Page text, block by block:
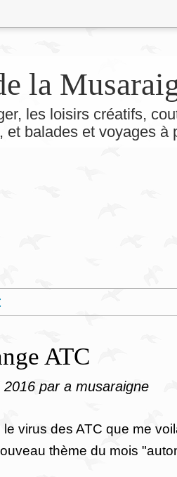
la
les loisirs créatifs,
et balades et voyages
ATC
2016 par a musaraigne
virus des ATC que me
thème du mois